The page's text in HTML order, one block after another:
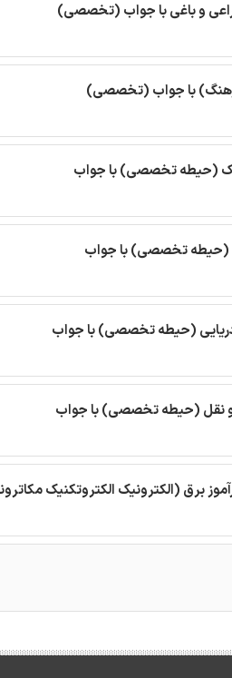
و باغی با جواب (تخصصی)
با جواب (تخصصی)
(حیطه تخصصی) با جواب
(حیطه تخصصی) با جواب
(حیطه تخصصی) با جواب
نقل (حیطه تخصصی) با جواب
الکتروتکنیک مکاترونیک) (3 حیطه) با